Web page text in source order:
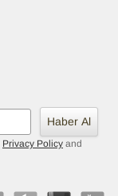
Haber Al
Privacy Policy and